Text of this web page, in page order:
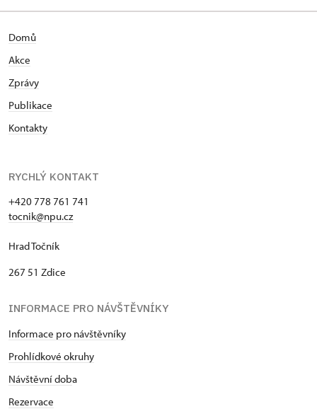
Domů
Akce
Zprávy
Publikace
Kontakty
RYCHLÝ KONTAKT
+420 778 761 741
tocnik@npu.cz
Hrad Točník
267 51 Zdice
INFORMACE PRO NÁVŠTĚVNÍKY
Informace pro návštěvníky
Prohlídkové okruhy
Návštěvní doba
Rezervace